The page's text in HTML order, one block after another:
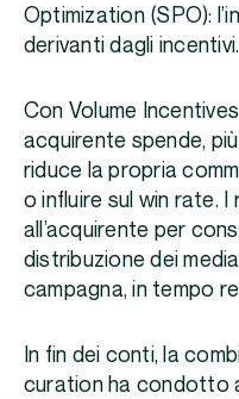
Optimization (SPO):
derivanti dagli incentivi.
Con Volume
acquirente spende,
riduce la propria
o influire sul win rate.
all’acquirente per
distribuzione dei
campagna, in tempo
In fin dei conti, la
curation ha condotto